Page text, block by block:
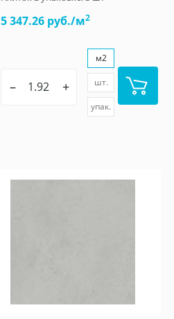
5 347.26 руб./м2
– +
м2
шт.
упак.